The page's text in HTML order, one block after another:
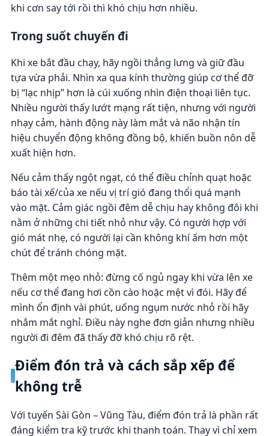
khi cơn say tới rồi thì khó chịu hơn nhiều.
Trong suốt chuyến đi
Khi xe bắt đầu chạy, hãy ngồi thẳng lưng và giữ đầu
tựa vừa phải. Nhìn xa qua kính thường giúp cơ thể đỡ
bị “lạc nhịp” hơn là cúi xuống nhìn điện thoại liên tục.
Nhiều người thấy lướt mạng rất tiện, nhưng với người
nhạy cảm, hành động này làm mắt và não nhận tín
hiệu chuyển động không đồng bộ, khiến buồn nôn dễ
xuất hiện hơn.
Nếu cảm thấy ngột ngạt, có thể điều chỉnh quạt hoặc
báo tài xế/của xe nếu vị trí gió đang thổi quá mạnh
vào mặt. Cảm giác ngồi đêm dễ chịu hay không đôi khi
nằm ở những chi tiết nhỏ như vậy. Có người hợp với
gió mát nhẹ, có người lại cần không khí ấm hơn một
chút để tránh chóng mặt.
Thêm một mẹo nhỏ: đừng cố ngủ ngay khi vừa lên xe
nếu cơ thể đang hơi cồn cào hoặc mệt vì đói. Hãy để
mình ổn định vài phút, uống ngụm nước nhỏ rồi hãy
nhắm mắt nghỉ. Điều này nghe đơn giản nhưng nhiều
người đi đêm đã thấy đỡ khó chịu rõ rệt.
Điểm đón trả và cách sắp xếp để
không trễ
Với tuyến Sài Gòn – Vũng Tàu, điểm đón trả là phần rất
đáng kiểm tra kỹ trước khi thanh toán. Thay vì chỉ xem